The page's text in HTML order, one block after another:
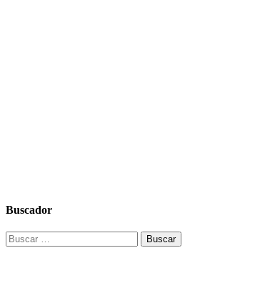
Buscador
Buscar: